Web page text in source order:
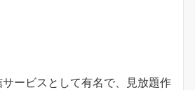
ービスとして有名で、見放題作